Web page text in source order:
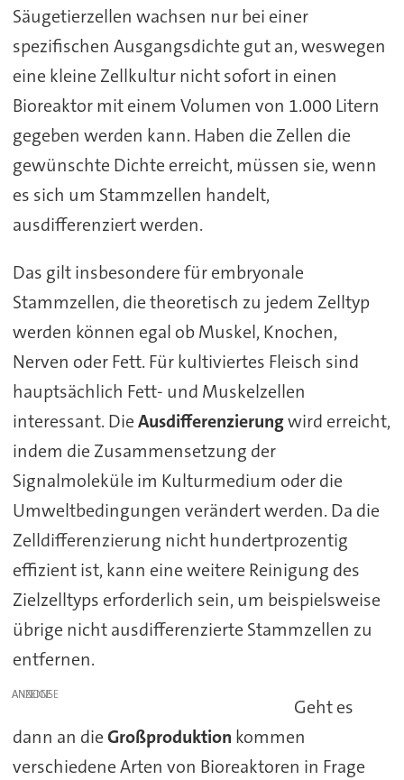
Säugetierzellen wachsen nur bei einer
spezifischen Ausgangsdichte gut an, weswegen
eine kleine Zellkultur nicht sofort in einen
Bioreaktor mit einem Volumen von 1.000 Litern
gegeben werden kann. Haben die Zellen die
gewünschte Dichte erreicht, müssen sie, wenn
es sich um Stammzellen handelt,
ausdifferenziert werden.
Das gilt insbesondere für embryonale
Stammzellen, die theoretisch zu jedem Zelltyp
werden können egal ob Muskel, Knochen,
Nerven oder Fett. Für kultiviertes Fleisch sind
hauptsächlich Fett- und Muskelzellen
interessant. DieAusdifferenzierungwird erreicht,
indem die Zusammensetzung der
Signalmoleküle im Kulturmedium oder die
Umweltbedingungen verändert werden. Da die
Zelldifferenzierung nicht hundertprozentig
effizient ist, kann eine weitere Reinigung des
Zielzelltyps erforderlich sein, um beispielsweise
übrige nicht ausdifferenzierte Stammzellen zu
entfernen.
ANZEIGE
Geht es
dann an dieGroßproduktion kommen
verschiedene Arten von Bioreaktoren in Frage